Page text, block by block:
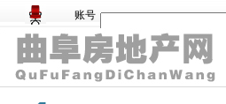
账号